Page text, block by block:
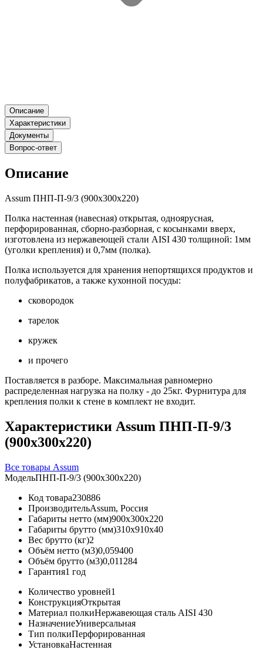
Описание
Характеристики
Документы
Вопрос-ответ
Описание
Assum ПНП-П-9/3 (900х300х220)
Полка настенная (навесная) открытая, одноярусная,
перфорированная, сборно-разборная, с косынками вверх,
изготовлена из нержавеющей стали AISI 430 толщиной: 1мм
(уголки крепления) и 0,7мм (полка).
Полка используется для хранения непортящихся продуктов и
полуфабрикатов, а также кухонной посуды:
сковородок
тарелок
кружек
и прочего
Поставляется в разборе. Максимальная равномерно
распределенная нагрузка на полку - до 25кг. Фурнитура для
крепления полки к стене в комплект не входит.
Характеристики Assum ПНП-П-9/3
(900х300х220)
Все товары Assum
МодельПНП-П-9/3 (900х300х220)
Код товара230886
ПроизводительAssum, Россия
Габариты нетто (мм)900x300x220
Габариты брутто (мм)310x910x40
Вес брутто (кг)2
Объём нетто (м3)0,059400
Объём брутто (м3)0,011284
Гарантия1 год
Количество уровней1
КонструкцияОткрытая
Материал полкиНержавеющая сталь AISI 430
НазначениеУниверсальная
Тип полкиПерфорированная
УстановкаНастенная